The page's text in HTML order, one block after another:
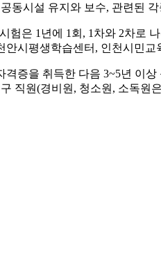
동시설 유지와 보수, 관련된
험은 1년에 1회, 1차와 2차로
안시평생학습센터, 인천시민
격증을 취득한 다음 3~5년 이
직원(경비원, 청소원, 소독원